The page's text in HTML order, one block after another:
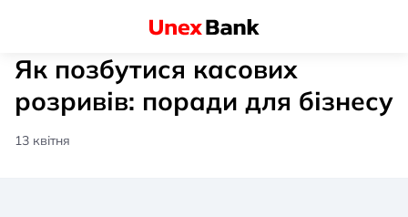
Як позбутися касових
розривів: поради для бізнесу
13 квітня